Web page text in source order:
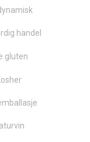
handel
gluten